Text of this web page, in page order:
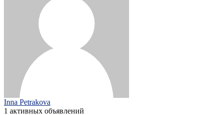
Inna Petrakova
1 активных объявлений